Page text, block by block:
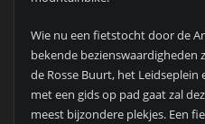
Wie nu een fietstocht door de
bekende bezienswaardigheden
de Rosse Buurt, het
met een gids op pad gaat zal
meest bijzondere plekjes. Een